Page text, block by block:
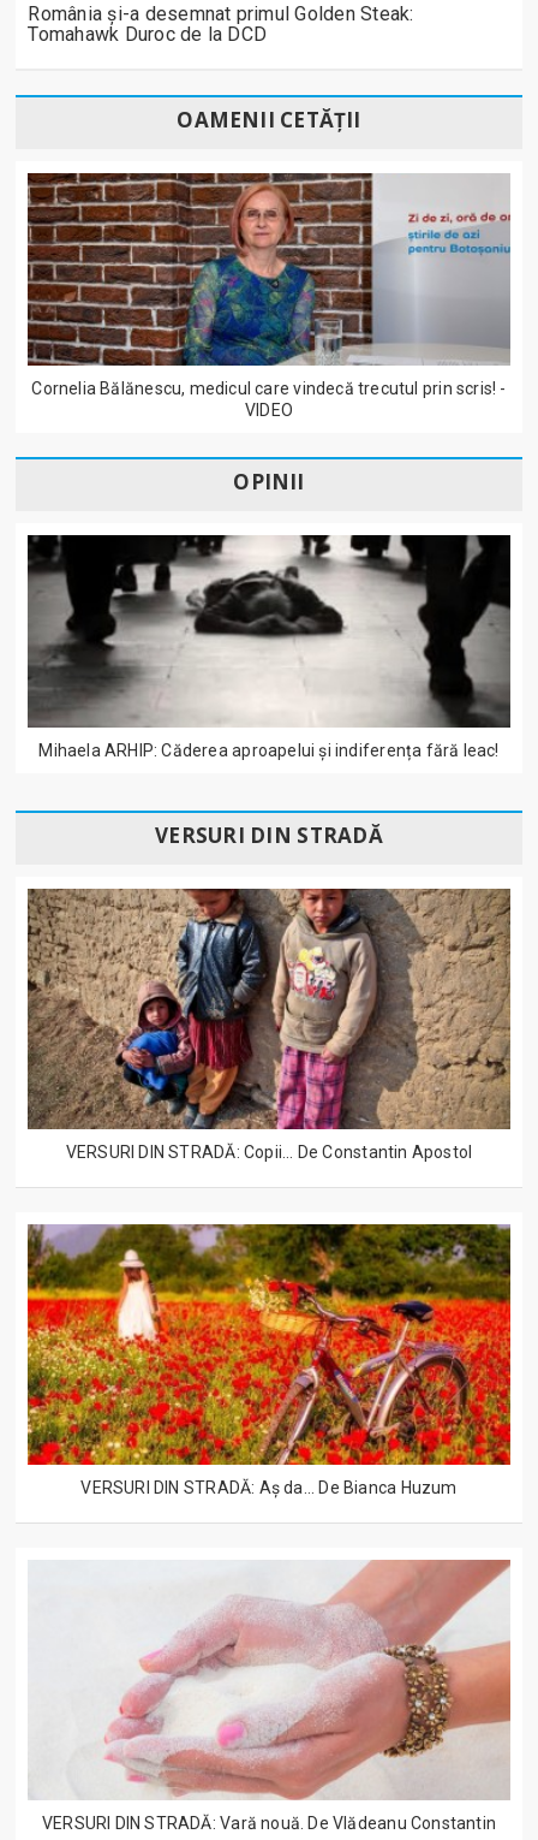
România și-a desemnat primul Golden Steak:
Tomahawk Duroc de la DCD
OAMENII CETĂȚII
Cornelia Bălănescu, medicul care vindecă trecutul prin scris! -
VIDEO
OPINII
Mihaela ARHIP: Căderea aproapelui și indiferența fără leac!
VERSURI DIN STRADĂ
VERSURI DIN STRADĂ: Copii... De Constantin Apostol
VERSURI DIN STRADĂ: Aș da... De Bianca Huzum
VERSURI DIN STRADĂ: Vară nouă. De Vlădeanu Constantin